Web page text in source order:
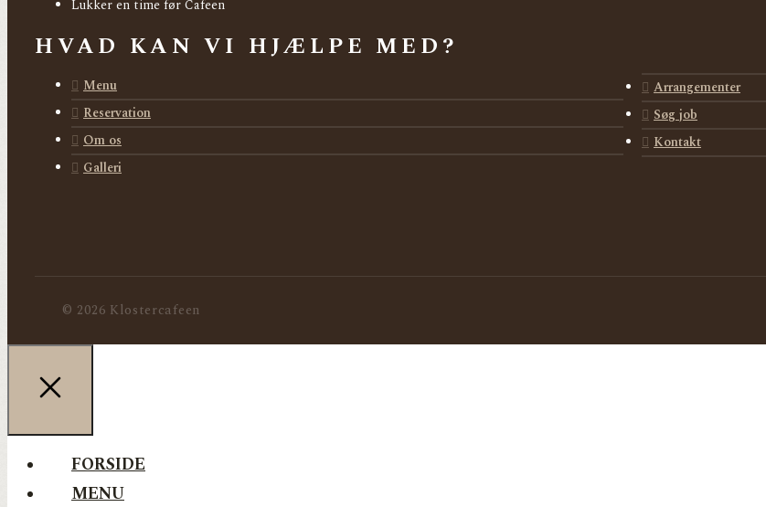
Lukker en time før Cafeen
HVAD KAN VI HJÆLPE MED?
Menu
Reservation
Om os
Galleri
Arrangementer
Søg job
Kontakt
© 2026 Klostercafeen
FORSIDE
MENU